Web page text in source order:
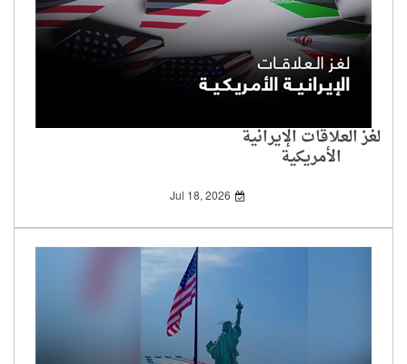
لغز العلاقات الإيرانية
الأمريكية
Jul 18, 2026